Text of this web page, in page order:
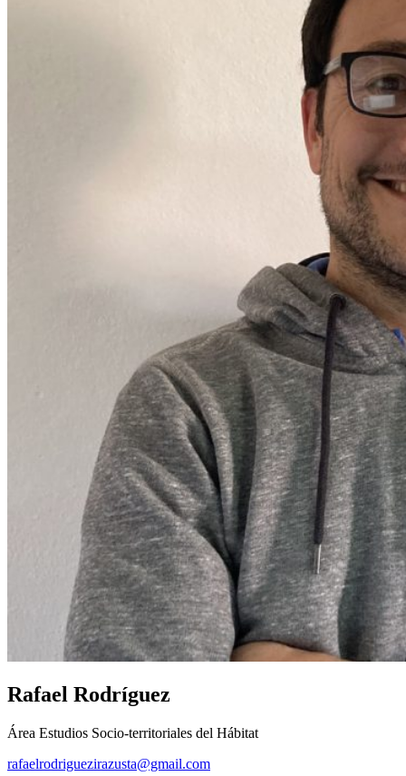
Rafael Rodríguez
Área Estudios Socio-territoriales del Hábitat
rafaelrodriguezirazusta@gmail.com